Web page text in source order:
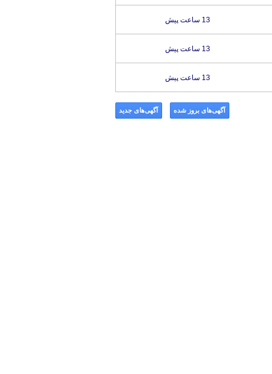
13 ساعت پیش
13 ساعت پیش
13 ساعت پیش
آگهی‌های جدید آگهی‌های بروز شده